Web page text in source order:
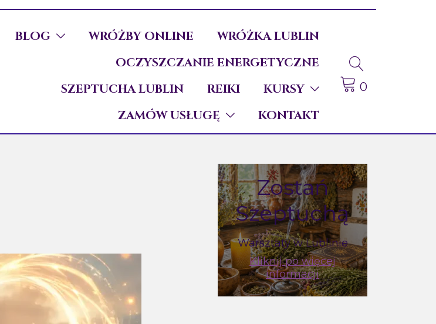
BLOG WRÓŻBY ONLINE
WRÓŻKA LUBLIN
OCZYSZCZANIE ENERGETYCZNE
SZEPTUCHA LUBLIN
REIKI
KURSY
ZAMÓW USŁUGĘ
KONTAKT
0
Zostań
Szeptuchą
Warsztaty w Lublinie
Kliknij po więcej
informacji